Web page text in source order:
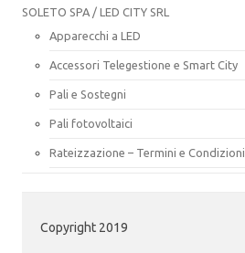
SOLETO SPA / LED CITY SRL
Apparecchi a LED
Accessori Telegestione e Smart City
Pali e Sostegni
Pali fotovoltaici
Rateizzazione – Termini e Condizioni
Copyright 2019